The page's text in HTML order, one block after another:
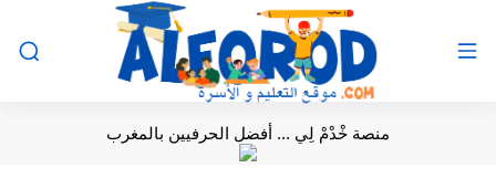
منصة خْدْمْ لِي ... أفضل الحرفيين بالمغرب